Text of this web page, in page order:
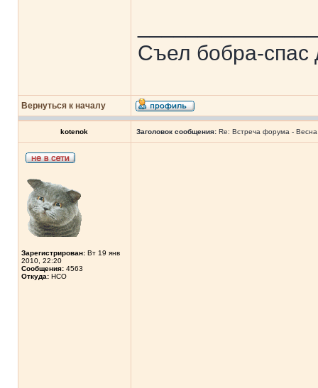
Съел бобра-спас
Вернуться к началу
kotenok Заголовок сообщения: Re: Встреча форума -
Зарегистрирован: Вт 19 янв
2010, 22:20
Сообщения: 4563
Откуда: НСО